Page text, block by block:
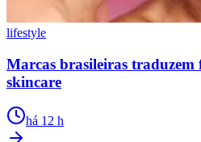
lifestyle
Marcas brasileiras traduzem
skincare
há 12 h